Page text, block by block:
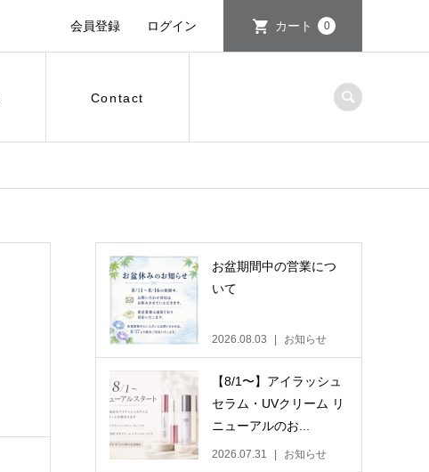
会員登録 ログイン カート 0
Contact
お盆期間中の営業につ
いて
2026.08.03 お知らせ
【8/1〜】アイラッシュ
セラム・UVクリーム リ
ニューアルのお...
2026.07.31 お知らせ